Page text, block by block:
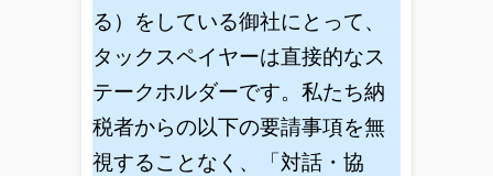
る）をしている御社にとって、
タックスペイヤーは直接的なス
テークホルダーです。私たち納
税者からの以下の要請事項を無
視することなく、「対話・協